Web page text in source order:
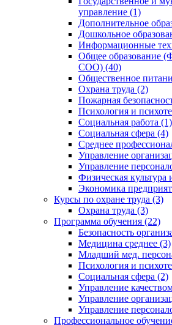
управление (1)
Дополнительное
Дошкольное
Информационные
Общее
СОО) (40)
Общественное
Охрана труда (2)
Пожарная
Психология и
Социальная работа (1)
Социальная сфера (4)
Среднее
Управление
Управление
Физическая культура
Экономика
Курсы по охране труда (3)
Охрана труда (3)
Программа обучения (22)
Безопасность
Медицина среднее (3)
Младший мед.
Психология и
Социальная сфера (2)
Управление
Управление
Управление
Профессиональное